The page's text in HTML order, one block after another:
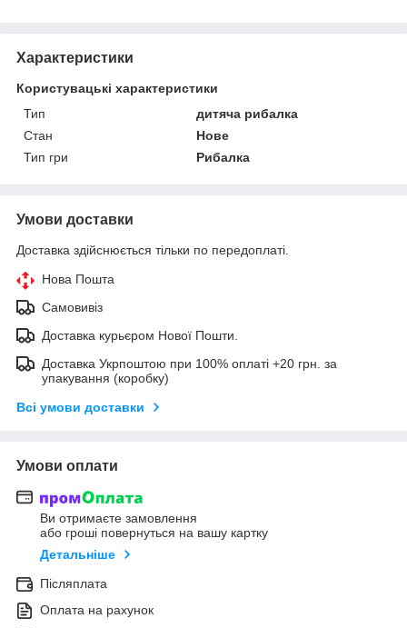
Характеристики
Користувацькi характеристики
Тип
дитяча рибалка
Стан
Нове
Тип гри
Рибалка
Умови доставки
Доставка здійснюється тільки по передоплаті.
Нова Пошта
Самовивіз
Доставка курьєром Нової Пошти.
Доставка Укрпоштою при 100% оплаті +20 грн. за
упакування (коробку)
Всі умови доставки
Умови оплати
Ви отримаєте замовлення
або гроші повернуться на вашу картку
Детальніше
Післяплата
Оплата на рахунок